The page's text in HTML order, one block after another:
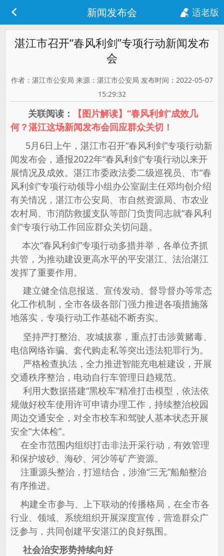
新闻发布会 适老版
湛江市召开“春风利剑”专项行动新闻发布
会
作者：湛江市公安局 来源：湛江市公安局 发布时间：2022-05-07
15:29:32
关联阅读：
【图片解读】“春风利剑”成效几
何？湛江这场新闻发布会回应群众关切！
5月6日上午，湛江市召开“春风利剑”专项行动新
闻发布会，通报2022年“春风利剑”专项行动以来开
展情况及成效。湛江市委政法委二级巡视员、市“春
风利剑”专项行动领导小组办公室副主任邓均创介绍
有关情况，湛江市公安局、市自然资源局、市农业
农村局、市消防救援支队等部门负责同志就“春风利
剑”专项行动工作回应群众关切问题。
本次“春风利剑”专项行动多措并举， 各单位齐抓
共管， 为推动建设更高水平的平安湛江、法治湛江
发挥了重要作用。
建立健全信息报送、宣传发动、督导督办等常态
化工作机制，全市各级各部门强力推进各项措施落
地落实，专项行动工作基础不断夯实。
坚持严打整治、攻城拔寨，重点打击涉黄赌毒、
电信网络诈骗、套代购走私等突出违法犯罪行为。
严格检查执法，全力推进智能充电桩建设，开展
交通秩序整治，电动自行车管理日趋规范。
利用大数据搭建“黑校车”精准打击模型，依法依
规做好校车使用许可申请办理工作，持续整治校园
周边交通安全，对全市校车和驾驶人基本状态开展
安全“大体检”。
在全市范围内组织打击非法开采行动，有效管理
和保护坡砂、海砂、河沙等矿产资源。
注重源头整治，打巡结合，涉渔“三无”船舶整治
有序推进。
构建全市参与、上下联动的传播格局，在全市各
行业、领域、系统组织开展深度宣传，营造群众广
泛参与，共同创建平安湛江的良好氛围。
社会治安形势持续向好